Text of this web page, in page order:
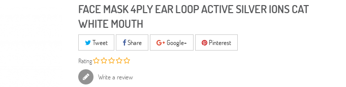
FACE MASK 4PLY EAR LOOP ACTIVE SILVER IONS CAT
WHITE MOUTH
Tweet Share Google+ Pinterest
Rating
Write a review